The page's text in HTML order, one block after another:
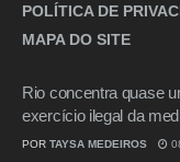
POLÍTICA DE
MAPA DO SITE
Rio concentra quase
exercício ilegal da
POR TAYSA MEDEIROS